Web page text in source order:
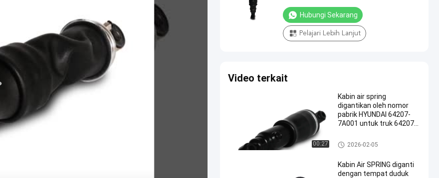
Hubungi Sekarang
Pelajari Lebih Lanjut
Video terkait
00:27
Kabin air spring
digantikan oleh nomor
pabrik HYUNDAI 64207-
7A001 untuk truk 64207-
Mata Air Kabin
2026-02-05
Kabin Air SPRING diganti
dengan tempat duduk